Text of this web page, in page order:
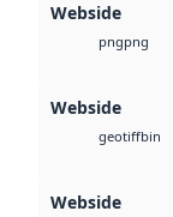
Webside
pngpng
Webside
geotiffbin
Webside